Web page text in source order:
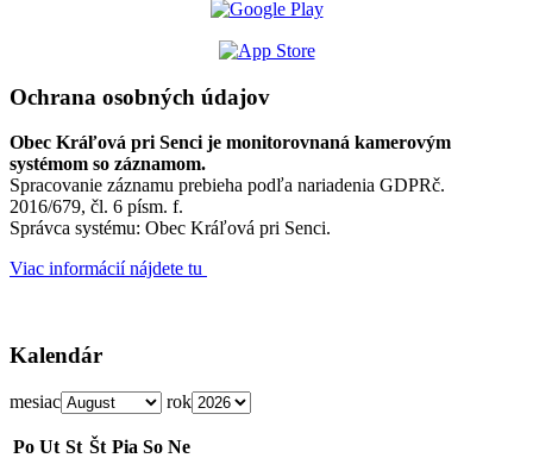
Ochrana osobných údajov
Obec Kráľová pri Senci je monitorovnaná kamerovým
systémom so záznamom.
Spracovanie záznamu prebieha podľa nariadenia GDPRč.
2016/679, čl. 6 písm. f.
Správca systému: Obec Kráľová pri Senci.
Viac informácií nájdete tu
Kalendár
mesiac rok
Po Ut St Št Pia So Ne